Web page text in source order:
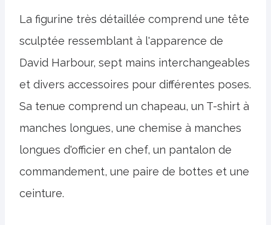
La figurine très détaillée comprend une tête
sculptée ressemblant à l'apparence de
David Harbour, sept mains interchangeables
et divers accessoires pour différentes poses.
Sa tenue comprend un chapeau, un T-shirt à
manches longues, une chemise à manches
longues d'officier en chef, un pantalon de
commandement, une paire de bottes et une
ceinture.